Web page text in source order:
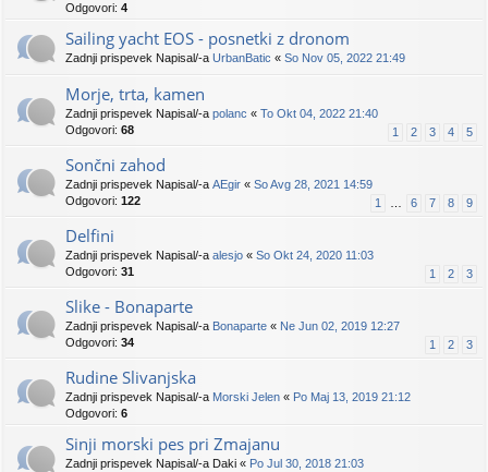
Odgovori: 4
Sailing yacht EOS - posnetki z dronom
Zadnji prispevek Napisal/-a UrbanBatic « So Nov 05, 2022 21:49
Morje, trta, kamen
Zadnji prispevek Napisal/-a polanc « To Okt 04, 2022 21:40
Odgovori: 68 1 2 3 4 5
Sončni zahod
Zadnji prispevek Napisal/-a AEgir « So Avg 28, 2021 14:59
Odgovori: 122 1 6 7 8 9
Delfini
Zadnji prispevek Napisal/-a alesjo « So Okt 24, 2020 11:03
Odgovori: 31 1 2 3
Slike - Bonaparte
Zadnji prispevek Napisal/-a Bonaparte « Ne Jun 02, 2019 12:27
Odgovori: 34 1 2 3
Rudine Slivanjska
Zadnji prispevek Napisal/-a Morski Jelen « Po Maj 13, 2019 21:12
Odgovori: 6
Sinji morski pes pri Zmajanu
Zadnji prispevek Napisal/-a Daki « Po Jul 30, 2018 21:03